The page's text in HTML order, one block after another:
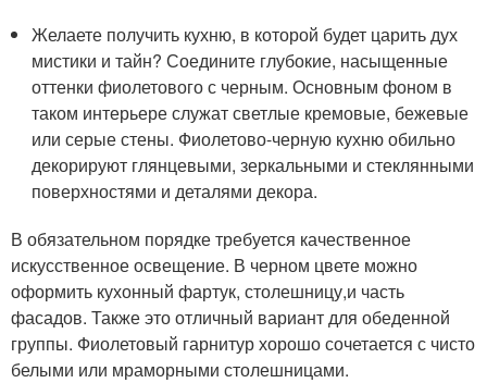
Желаете получить кухню, в которой будет царить дух
мистики и тайн? Соедините глубокие, насыщенные
оттенки фиолетового с черным. Основным фоном в
таком интерьере служат светлые кремовые, бежевые
или серые стены. Фиолетово-черную кухню обильно
декорируют глянцевыми, зеркальными и стеклянными
поверхностями и деталями декора.
В обязательном порядке требуется качественное
искусственное освещение. В черном цвете можно
оформить кухонный фартук, столешницу,и часть
фасадов. Также это отличный вариант для обеденной
группы. Фиолетовый гарнитур хорошо сочетается с чисто
белыми или мраморными столешницами.